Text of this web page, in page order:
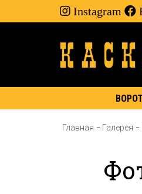
Instagram
Главная Галерея